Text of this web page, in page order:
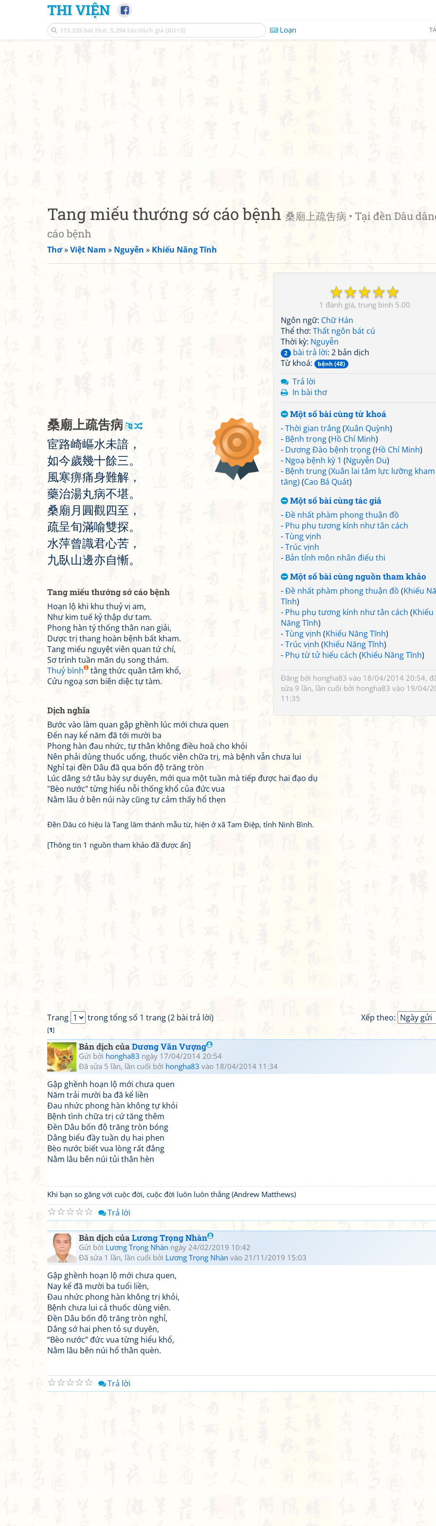
THI VIỆN
Loạn
Tang miếu thướng sớ cáo bệnh 桑廟上疏吿病 • Tại đền Dâu
cáo bệnh
Thơ»Việt Nam » Nguyễn » Khiếu Năng Tĩnh
☆
☆
☆
☆
☆
1 5.00
Ngôn ngữ: Chữ Hán
Thể thơ: Thất ngôn bát cú
Thời kỳ: Nguyễn
2 bài trả lời: 2 bản dịch
Từ khoá:
bệnh (48)
Trả lời
In bài thơ
Một số bài cùng từ khoá
-Thời gian trắng(Xuân Quỳnh)
- Bệnh trọng(Hồ Chí Minh)
- Dương Đào bệnh trọng(Hồ Chí Minh)
- Ngoạ bệnh kỳ 1 (Nguyễn Du)
- Bệnh trung (Xuân lai tâm lực lưỡng kham
tăng) (Cao Bá Quát)
Một số bài cùng tác giả
-Đề nhất phàm phong thuận đồ
- Phu phụ tương kính như tân cách
-Tùng vịnh
-Trúc vịnh
- Bản tỉnh môn nhân điếu thi
Một số bài cùng nguồn tham khảo
-Đề nhất phàm phong thuận đồ (Khiếu
Tĩnh)
- Phu phụ tương kính như tân cách (Khiếu
Năng Tĩnh)
-Tùng vịnh (Khiếu Năng Tĩnh)
-Trúc vịnh (Khiếu Năng Tĩnh)
- Phụ từ tử hiếu cách (Khiếu Năng Tĩnh)
Đăng bởi hongha83 vào 18/04/2014 20:54,
sửa 9 lần, lần cuối bởi hongha83 vào 19/04/
11:35
桑廟上疏吿病
宦路崎嶇水未諳 ，
如今歲幾十餘三。
風寒痹痛身難解 ，
藥治湯丸病不堪。
桑廟 月 圓觀四至 ，
疏呈旬滿喻雙探。
水萍曾識君心苦 ，
九臥山邊亦自慚。
Tang miếu thướng sớ cáo bệnh
Hoạn lộ khi khu thuỷ vị am,
Như kim tuế kỷ thập dư tam.
Phong hàn tý thống thân nan giải,
Dược trị thang hoàn bệnh bất kham.
Tang miếu nguyệt viên quan tứ chí,
Sơ trình tuần mãn dụ song thám.
Thuỷ bình
tằng thức quân tâm khổ,
Cửu ngoạ sơn biên diệc tự tàm.
Dịch nghĩa
Bước vào làm quan gập ghềnh lúc mới chưa quen
Đến nay kể năm đã tới mười ba
Phong hàn đau nhức, tự thân không điều hoà cho khỏi
Nên phải dùng thuốc uống, thuốc viên chữa trị, mà bệnh vẫn chưa lui
Nghỉ tại đền Dâu đã qua bốn độ trăng tròn
Lúc dâng sớ tâu bày sự duyên, mới qua một tuần mà tiếp được hai đạo dụ
"Bèo nước" từng hiểu nỗi thống khổ của đức vua
Nằm lâu ở bên núi này cũng tự cảm thấy hổ thẹn
Đền Dâu có hiệu là Tang lâm thánh mẫu từ, hiện ở xã Tam Điệp, tỉnh Ninh Bình.
[Thông tin 1 nguồn tham khảo đã được ẩn]
Xếp theo:
Trang trong tổng số 1 trang (2 bài trả lời)
[1]
Bản dịch củaDương Văn Vượng
Gửi bởi hongha83 ngày 17/04/2014 20:54
Đã sửa 5 lần, lần cuối bởi hongha83 vào 18/04/2014 11:34
Gập ghềnh hoạn lộ mới chưa quen
Năm trải mười ba đã kể liền
Đau nhức phong hàn không tự khỏi
Bệnh tình chữa trị cứ tăng thêm
Đền Dâu bốn độ trăng tròn bóng
Dâng biểu đầy tuần dụ hai phen
Bèo nước biết vua lòng rất đắng
Nằm lâu bên núi tủi thân hèn
Khi bạn so găng với cuộc đời, cuộc đời luôn luôn thắng (Andrew Matthews)
☆
☆
☆
☆
☆ Trả lời
Bản dịch củaLương Trọng Nhàn
Gửi bởi Lương Trọng Nhàn ngày 24/02/2019 10:42
Đã sửa 1 lần, lần cuối bởi Lương Trọng Nhàn vào 21/11/2019 15:03
Gập ghềnh hoạn lộ mới chưa quen,
Nay kể đã mười ba tuổi liền,
Đau nhức phong hàn không trị khỏi,
Bệnh chưa lui cả thuốc dùng viên.
Đền Dâu bốn độ trăng tròn nghỉ,
Dâng sớ hai phen tỏ sự duyên,
“Bèo nước” đức vua từng hiểu khổ,
Nằm lâu bên núi hổ thân quèn.
☆
☆
☆
☆
☆ Trả lời